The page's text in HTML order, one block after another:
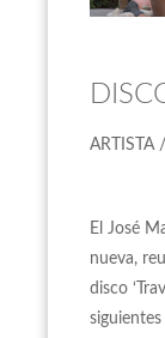
ARTISTA /
El José
nueva,
disco